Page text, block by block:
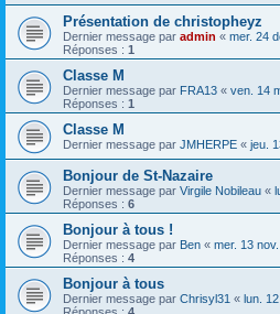
Présentation de christopheyz
Dernier message par admin « mer. 24
Réponses : 1
Classe M
Dernier message par FRA13 « ven. 14
Réponses : 1
Classe M
Dernier message par JMHERPE « jeu.
Bonjour de St-Nazaire
Dernier message par Virgile Nobileau «
Réponses : 6
Bonjour à tous !
Dernier message par Ben « mer. 13
Réponses : 4
Bonjour à tous
Dernier message par Chrisyl31 « lun.